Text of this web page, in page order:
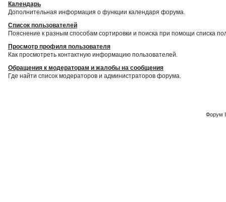
Календарь
Дополнительная информация о функции календаря форума.
Список пользователей
Пояснение к разным способам сортировки и поиска при помощи списка
Просмотр профиля пользователя
Как просмотреть контактную информацию пользователей.
Обращения к модераторам и жалобы на сообщения
Где найти список модераторов и администраторов форума.
Форум